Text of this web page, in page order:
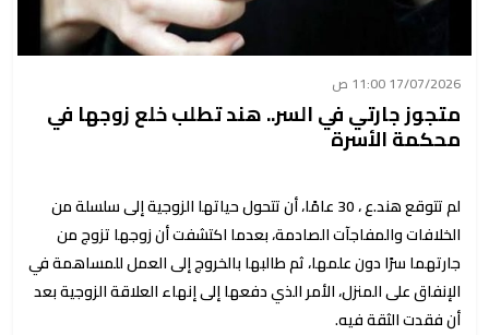
17/07/2026 11:00 ص
متجوز جارتي في السر.. هند تطلب خلع زوجها في
محكمة الأسرة
لم تتوقع هند.ع ، 30 عامًا، أن تتحول حياتها الزوجية إلى سلسلة من
الخلافات والمفاجآت الصادمة، بعدما اكتشفت أن زوجها تزوج من
جارتهما سرًا دون علمها، ثم طالبها بالخروج إلى العمل للمساهمة في
الإنفاق على المنزل، الأمر الذي دفعها إلى إنهاء العلاقة الزوجية بعد
أن فقدت الثقة فيه.